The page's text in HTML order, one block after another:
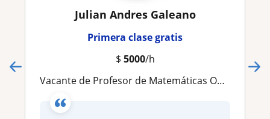
Julian Andres Galeano
Primera clase gratis
$ 5000/h
Vacante de Profesor de Matemáticas Online